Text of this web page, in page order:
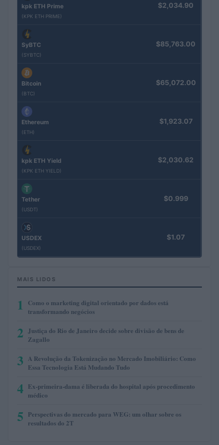
kpk ETH Prime
(KPK ETH PRIME)
$2,034.90
SyBTC
(SYBTC)
$85,763.00
Bitcoin
(BTC)
$65,072.00
Ethereum
(ETH)
$1,923.07
kpk ETH Yield
(KPK ETH YIELD)
$2,030.62
Tether
(USDT)
$0.999
USDEX
(USDEX)
$1.07
MAIS LIDOS
1
Como o marketing digital orientado por dados está
transformando negócios
2
Justiça do Rio de Janeiro decide sobre divisão de bens de
Zagallo
3 A Revolução da Tokenização no Mercado Imobiliário: Como
Essa Tecnologia Está Mudando Tudo
4 Ex-primeira-dama é liberada do hospital após procedimento
médico
5 Perspectivas do mercado para WEG: um olhar sobre os
resultados do 2T